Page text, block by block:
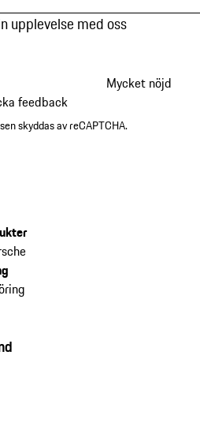
upplevelse med oss
Mycket nöjd
feedback
skyddas av reCAPTCHA.